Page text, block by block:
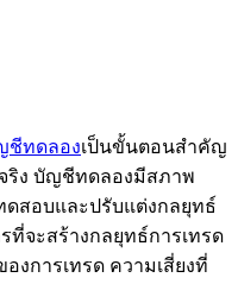
ชีทดลองเป็นขั้นตอนสำคัญ
จริง บัญชีทดลองมีสภาพ
ดสอบและปรับแต่งกลยุทธ์
ที่จะสร้างกลยุทธ์การเทรด
งการเทรด ความเสี่ยงที่